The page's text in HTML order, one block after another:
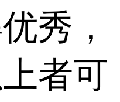
秀，
者可